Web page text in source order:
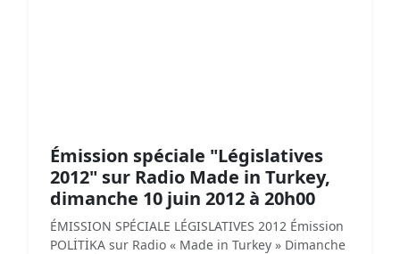
Émission spéciale "Législatives
2012" sur Radio Made in Turkey,
dimanche 10 juin 2012 à 20h00
ÉMISSION SPÉCIALE LÉGISLATIVES 2012 Émission
POLİTİKA sur Radio « Made in Turkey » Dimanche